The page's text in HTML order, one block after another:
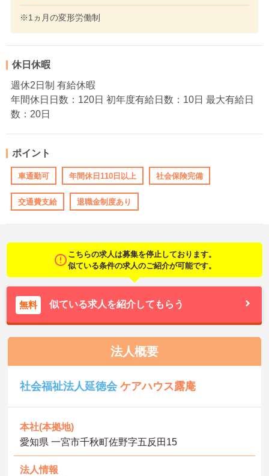
※1ヵ月の変形労働制
休日休暇
週休2日制 有給休暇
年間休日日数：120日 初年度有給日数：10日 最大有給日
数：20日
ポイント
車通勤可 年間休日110日以上 社会保険完備
交通費支給 退職金制度あり
こちらの求人は募集を停止しております。
似ている条件の求人のご紹介が可能です。
無料 似ている求人を紹介してもらう
法人概要
社会福祉法人延徳会ケアハウス露庵
本社(本拠地)
愛知県 一宮市千秋町佐野字五反田15
法人情報